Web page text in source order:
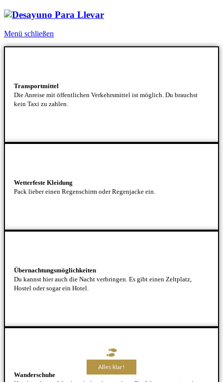
Menü schließen
Transportmittel
Die Anreise mit öffentlichen Verkehrsmittel ist möglich. Du brauchst
kein Taxi zu zahlen.
Alles klar!
Wetterfeste Kleidung
Pack lieber einen Regenschirm oder Regenjacke ein.
Alles klar!
Übernachtungsmöglichkeiten
Du kannst hier auch die Nacht verbringen. Es gibt einen Zeltplatz,
Hostel oder sogar ein Hotel.
Alles klar!
Wanderschuhe
Alles klar!
Alles klar!